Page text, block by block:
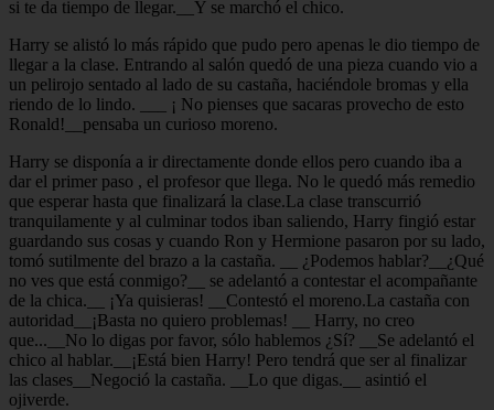
si te da tiempo de llegar.__Y se marchó el chico.
Harry se alistó lo más rápido que pudo pero apenas le dio tiempo de
llegar a la clase. Entrando al salón quedó de una pieza cuando vio a
un pelirojo sentado al lado de su castaña, haciéndole bromas y ella
riendo de lo lindo. ___ ¡ No pienses que sacaras provecho de esto
Ronald!__pensaba un curioso moreno.
Harry se disponía a ir directamente donde ellos pero cuando iba a
dar el primer paso , el profesor que llega. No le quedó más remedio
que esperar hasta que finalizará la clase.La clase transcurrió
tranquilamente y al culminar todos iban saliendo, Harry fingió estar
guardando sus cosas y cuando Ron y Hermione pasaron por su lado,
tomó sutilmente del brazo a la castaña. __ ¿Podemos hablar?__¿Qué
no ves que está conmigo?__ se adelantó a contestar el acompañante
de la chica.__ ¡Ya quisieras! __Contestó el moreno.La castaña con
autoridad__¡Basta no quiero problemas! __ Harry, no creo
que...__No lo digas por favor, sólo hablemos ¿Sí? __Se adelantó el
chico al hablar.__¡Está bien Harry! Pero tendrá que ser al finalizar
las clases__Negoció la castaña. __Lo que digas.__ asintió el
ojiverde.